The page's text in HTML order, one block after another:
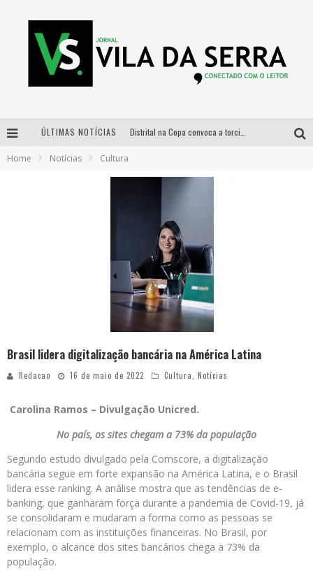
ÚLTIMAS NOTÍCIAS
Home Notícias Cultura
Brasil lidera digitalização bancária na América Latina
Redacao 16 de maio de 2022 Cultura Notícias
Carolina Ramos – Divulgação Unicred.
No país, os sites chegam a 73% da população
Segundo estudo divulgado pela Comscore, a digitalização
bancária segue em forte expansão na América Latina, e o Brasil
lidera esse ranking. A análise mostra que as tendências de e-
banking, que ganharam força durante a pandemia de Covid-19, já
se consolidaram e mudaram a forma como as pessoas se
relacionam com as instituições financeiras. No Brasil, por
exemplo, o alcance dos sites bancários chega a 73% da
população.